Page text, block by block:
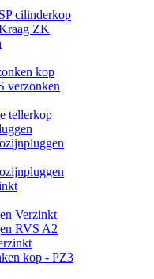
cilinderkop
ZK
kop
verzonken
tellerkop
Verzinkt
RVS A2
kop - PZ3